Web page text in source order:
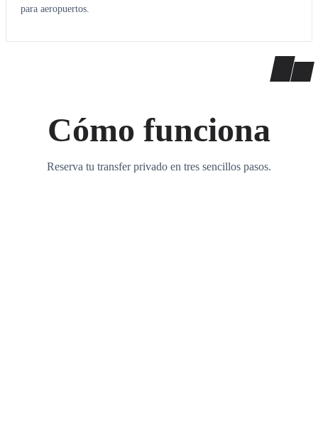
para aeropuertos.
Cómo funciona
Reserva tu transfer privado en tres sencillos pasos.